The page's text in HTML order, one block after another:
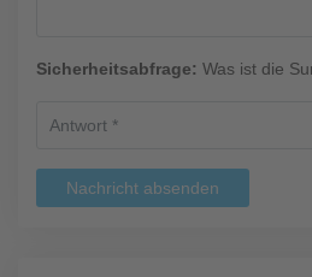
Sicherheitsabfrage: Was ist die
Nachricht absenden